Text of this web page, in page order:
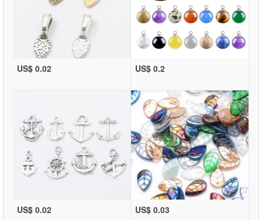
US$ 0.02 US$ 0.2
US$ 0.02 US$ 0.03